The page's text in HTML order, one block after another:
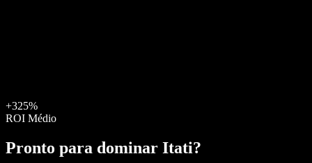
+325%
ROI Médio
Pronto para dominar Itati?